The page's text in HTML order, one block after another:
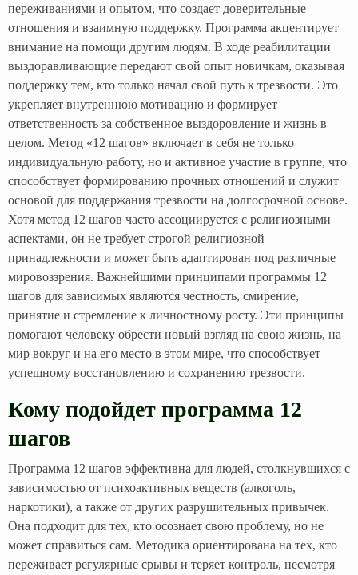
переживаниями и опытом, что создает доверительные
отношения и взаимную поддержку. Программа акцентирует
внимание на помощи другим людям. В ходе реабилитации
выздоравливающие передают свой опыт новичкам, оказывая
поддержку тем, кто только начал свой путь к трезвости. Это
укрепляет внутреннюю мотивацию и формирует
ответственность за собственное выздоровление и жизнь в
целом. Метод «12 шагов» включает в себя не только
индивидуальную работу, но и активное участие в группе, что
способствует формированию прочных отношений и служит
основой для поддержания трезвости на долгосрочной основе.
Хотя метод 12 шагов часто ассоциируется с религиозными
аспектами, он не требует строгой религиозной
принадлежности и может быть адаптирован под различные
мировоззрения. Важнейшими принципами программы 12
шагов для зависимых являются честность, смирение,
принятие и стремление к личностному росту. Эти принципы
помогают человеку обрести новый взгляд на свою жизнь, на
мир вокруг и на его место в этом мире, что способствует
успешному восстановлению и сохранению трезвости.
Кому подойдет программа 12
шагов
Программа 12 шагов эффективна для людей, столкнувшихся с
зависимостью от психоактивных веществ (алкоголь,
наркотики), а также от других разрушительных привычек.
Она подходит для тех, кто осознает свою проблему, но не
может справиться сам. Методика ориентирована на тех, кто
переживает регулярные срывы и теряет контроль, несмотря